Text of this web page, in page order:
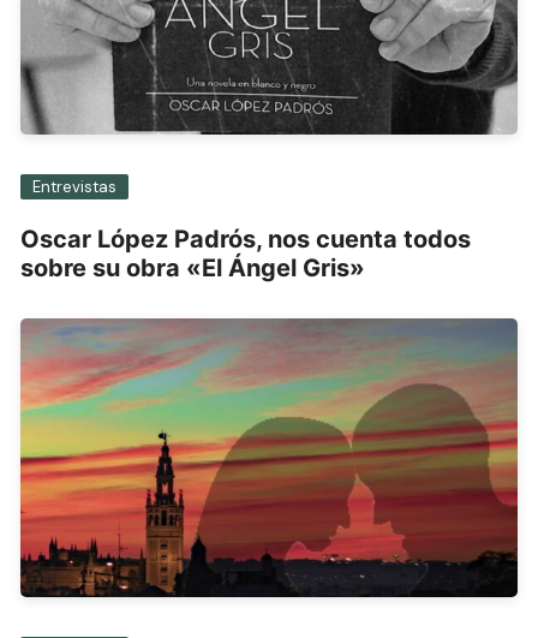
Entrevistas
Oscar López Padrós, nos cuenta todos
sobre su obra «El Ángel Gris»